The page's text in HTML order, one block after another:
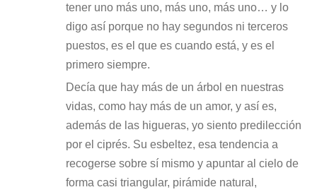
tener uno más uno, más uno, más uno… y lo
digo así porque no hay segundos ni terceros
puestos, es el que es cuando está, y es el
primero siempre.
Decía que hay más de un árbol en nuestras
vidas, como hay más de un amor, y así es,
además de las higueras, yo siento predilección
por el ciprés. Su esbeltez, esa tendencia a
recogerse sobre sí mismo y apuntar al cielo de
forma casi triangular, pirámide natural,